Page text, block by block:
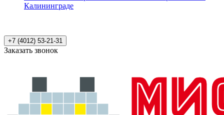
Калининграде
+7 (4012) 53-21-31
Заказать звонок